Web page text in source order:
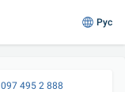
Рус
097 495 2 888